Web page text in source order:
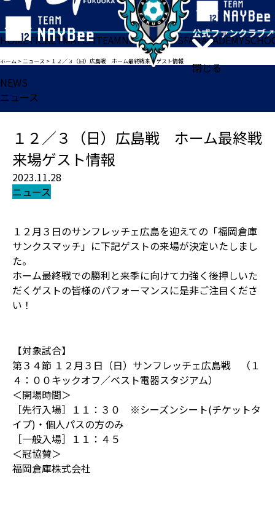
閉じる
HOMETICKETMATCHTEAMNEWSGOODSFANACADEMY
ホーム >ニュース > １２／３（日）広島戦 ホーム最終戦来場ゲスト情報
NEWS
ニュース
１２／３（日）広島戦 ホーム最終戦
来場ゲスト情報
2023.11.28
ニュース
１２月３日のサンフレッチェ広島を迎えての「福岡倉庫
サンクスマッチ」に下記ゲストの来場が決定いたしまし
た。
ホーム最終戦での勝利と来季に向けて力強く後押しいた
だくゲストの皆様のパフォーマンスに是非ご注目くださ
い！
【対象試合】
第３４節 １２月３日（日）サンフレッチェ広島戦 （１
４：００キックオフ／ベスト電器スタジアム）
＜開場時間＞
［先行入場］１１：３０ ※シーズンシート(チケットタ
イプ)・個人パスの方のみ
［一般入場］１１：４５
＜冠協賛＞
福岡倉庫株式会社